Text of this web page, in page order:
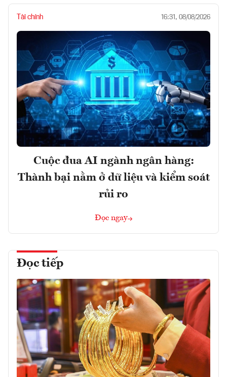
Tài chính 16:31, 08/08/2026
Cuộc đua AI ngành ngân hàng:
Thành bại nằm ở dữ liệu và kiểm soát
rủi ro
Đọc ngay
Đọc tiếp